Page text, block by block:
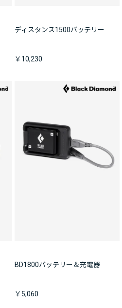
ディスタンス1500バッテリー
￥10,230
BD1800バッテリー＆充電器
￥5,060